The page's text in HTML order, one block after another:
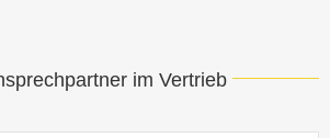
im Vertrieb